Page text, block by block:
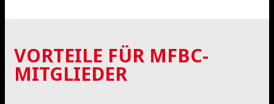
VORTEILE FÜR MFBC-
MITGLIEDER